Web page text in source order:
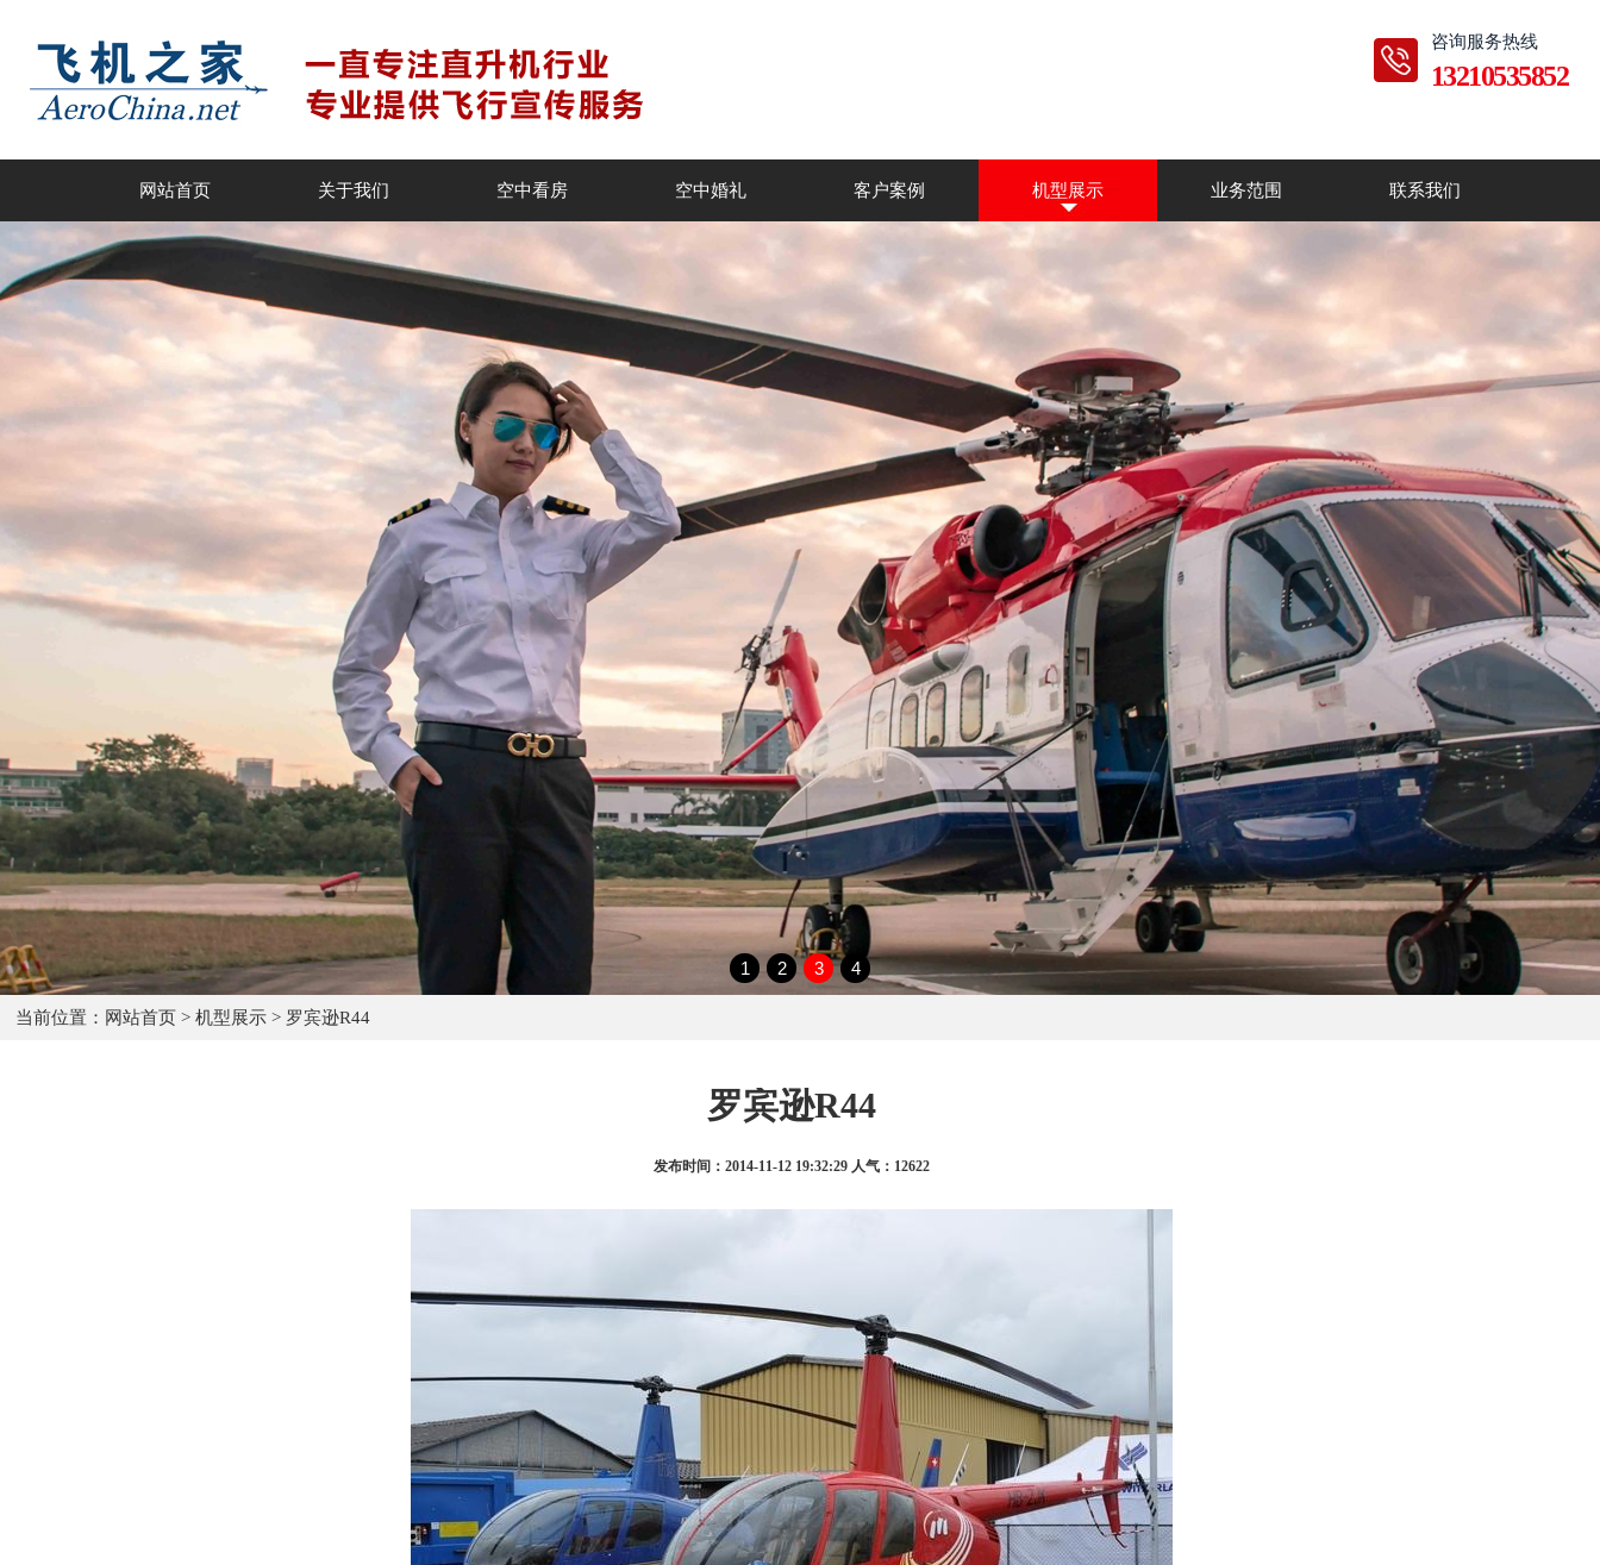
咨询服务热线
13210535852
网站首页 关于我们 空中看房 空中婚礼 客户案例 机型展示 业务范围 联系我们
1 2 3 4
当前位置： 网站首页 >机型展示 > 罗宾逊R44
罗宾逊R44
发布时间：2014-11-12 19:32:29 人气：12622